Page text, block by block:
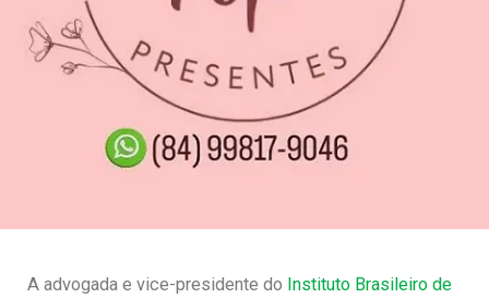
A advogada e vice-presidente do Instituto Brasileiro de